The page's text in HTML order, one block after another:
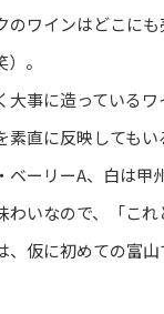
のワインはどこに
。
大事に造っている
直に反映しても
ーリーA、白は甲
わいなので、「こ
、仮に初めての富